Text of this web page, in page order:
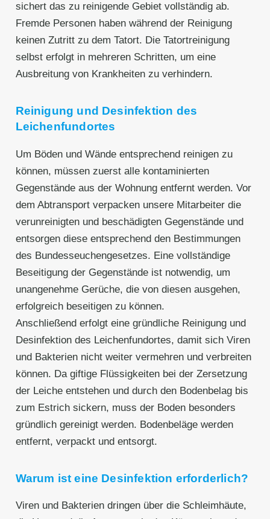
sichert das zu reinigende Gebiet vollständig ab.
Fremde Personen haben während der Reinigung
keinen Zutritt zu dem Tatort. Die Tatortreinigung
selbst erfolgt in mehreren Schritten, um eine
Ausbreitung von Krankheiten zu verhindern.
Reinigung und Desinfektion des
Leichenfundortes
Um Böden und Wände entsprechend reinigen zu
können, müssen zuerst alle kontaminierten
Gegenstände aus der Wohnung entfernt werden. Vor
dem Abtransport verpacken unsere Mitarbeiter die
verunreinigten und beschädigten Gegenstände und
entsorgen diese entsprechend den Bestimmungen
des Bundesseuchengesetzes. Eine vollständige
Beseitigung der Gegenstände ist notwendig, um
unangenehme Gerüche, die von diesen ausgehen,
erfolgreich beseitigen zu können.
Anschließend erfolgt eine gründliche Reinigung und
Desinfektion des Leichenfundortes, damit sich Viren
und Bakterien nicht weiter vermehren und verbreiten
können. Da giftige Flüssigkeiten bei der Zersetzung
der Leiche entstehen und durch den Bodenbelag bis
zum Estrich sickern, muss der Boden besonders
gründlich gereinigt werden. Bodenbeläge werden
entfernt, verpackt und entsorgt.
Warum ist eine Desinfektion erforderlich?
Viren und Bakterien dringen über die Schleimhäute,